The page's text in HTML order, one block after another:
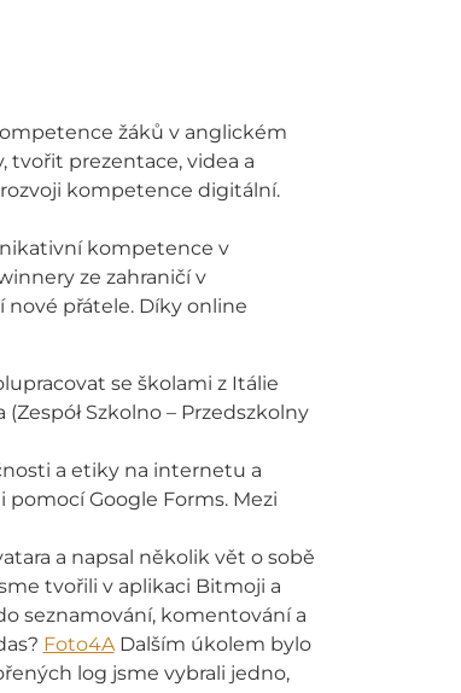
žáků v anglickém
tvořit prezentace, videa a
kompetence digitální.
kompetence v
ze zahraničí v
nové přátele. Díky online
se školami z Itálie
Szkolno – Przedszkolny
a etiky na internetu a
Google Forms. Mezi
a napsal několik vět o sobě
tvořili v aplikaci Bitmoji a
seznamování, komentování a
Foto4ADalším úkolem bylo
log jsme vybrali jedno,